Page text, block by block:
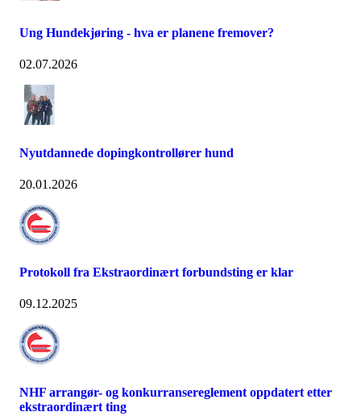
Ung Hundekjøring - hva er planene fremover?
02.07.2026
Nyutdannede dopingkontrollører hund
20.01.2026
Protokoll fra Ekstraordinært forbundsting er klar
09.12.2025
NHF arrangør- og konkurransereglement oppdatert etter
ekstraordinært ting